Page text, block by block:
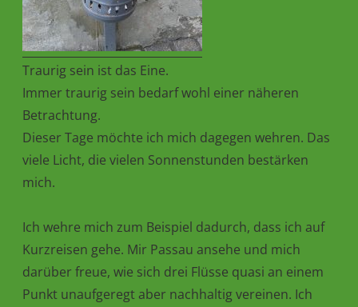
Traurig sein ist das Eine.
Immer traurig sein bedarf wohl einer näheren
Betrachtung.
Dieser Tage möchte ich mich dagegen wehren. Das
viele Licht, die vielen Sonnenstunden bestärken
mich.
Ich wehre mich zum Beispiel dadurch, dass ich auf
Kurzreisen gehe. Mir Passau ansehe und mich
darüber freue, wie sich drei Flüsse quasi an einem
Punkt unaufgeregt aber nachhaltig vereinen. Ich